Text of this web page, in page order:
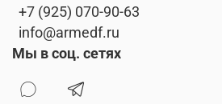
+7 (925) 070-90-63
info@armedf.ru
Мы в соц. сетях